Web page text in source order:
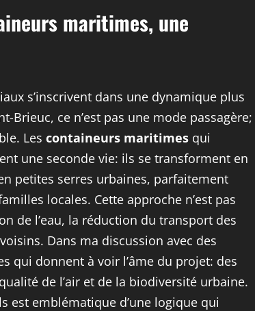
maritimes, une
s’inscrivent dans une dynamique plus
Brieuc, ce n’est pas une mode passagère;
Les containeurs maritimes qui
une seconde vie: ils se transforment en
petites serres urbaines, parfaitement
locales. Cette approche n’est pas
de l’eau, la réduction du transport des
Dans ma discussion avec des
qui donnent à voir l’âme du projet: des
de l’air et de la biodiversité urbaine.
est emblématique d’une logique qui